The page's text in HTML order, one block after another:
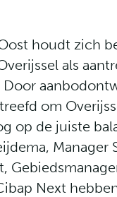
houdt zich
als
Door
om
op de juiste
Manager
Next